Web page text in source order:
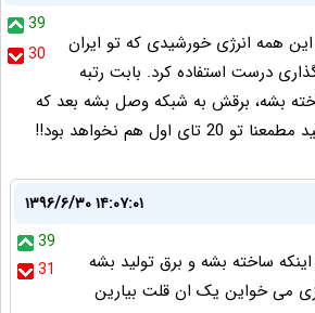
39
30
این همه انرژی خورشیدی که تو ایران
درست استفاده کرد. بابت رتبه
بشه، برقش به شبکه وصل بشه بعد که
اول هم نخواهد بود!!
۱۳۹۶/۶/۳۰ ۱۴:۰۷:۰۱
39
31
ساخته بشه و برق تولید بشه
می خواین یک ان قلت بیارین